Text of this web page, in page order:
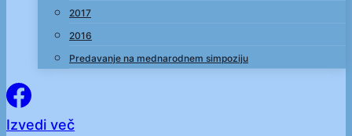
2017
2016
Predavanje na mednarodnem simpoziju
Izvedi več